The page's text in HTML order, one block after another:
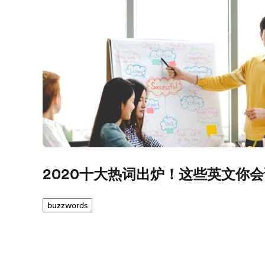
2020十大热词出炉！这些英文你
buzzwords